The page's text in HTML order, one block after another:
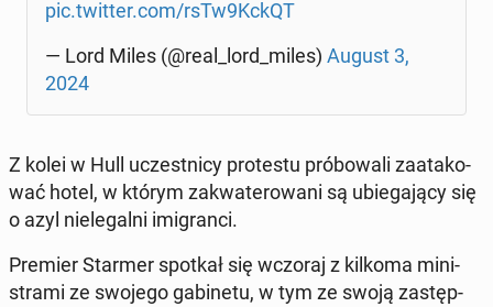
pic.twitter.com/rsTw9KckQT
— Lord Miles (@real_lord_miles) August 3,
2024
Z kolei w Hull uczest­ni­cy pro­te­stu pró­bo­wa­li za­ata­ko­
wać hotel, w którym za­kwa­te­ro­wa­ni są ubie­ga­ją­cy się
o azyl nie­le­gal­ni imi­gran­ci.
Premier Starmer spotkał się wczoraj z kilkoma mi­ni­
stra­mi ze swojego ga­bi­ne­tu, w tym ze swoją za­stęp­